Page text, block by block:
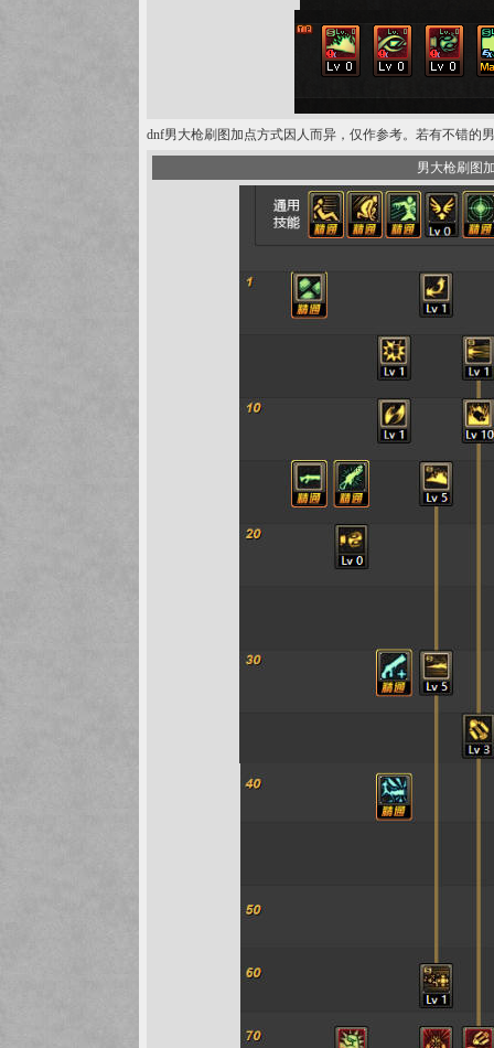
dnf男大枪刷图加点方式因人而异，仅作参考。若有不错的
男大枪刷图